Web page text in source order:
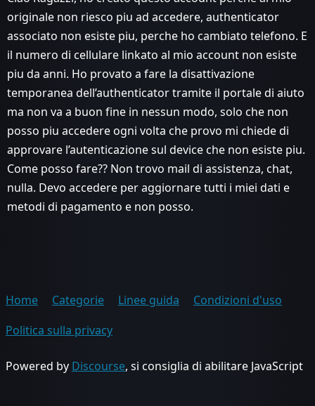
originale non riesco piu ad accedere, authenticator
associato non esiste piu, perche ho cambiato telefono. E
il numero di cellulare linkato al mio account non esiste
piu da anni. Ho provato a fare la disattivazione
temporanea dell’authenticator tramite il portale di aiuto
ma non va a buon fine in nessun modo, solo che non
posso piu accedere ogni volta che provo mi chiede di
approvare l’autenticazione sul device che non esiste piu.
Come posso fare?? Non trovo mail di assistenza, chat,
nulla. Devo accedere per aggiornare tutti i miei dati e
metodi di pagamento e non posso.
Home Categorie Linee guida
Condizioni d'uso
Politica sulla privacy
Powered by Discourse, si consiglia di abilitare JavaScript